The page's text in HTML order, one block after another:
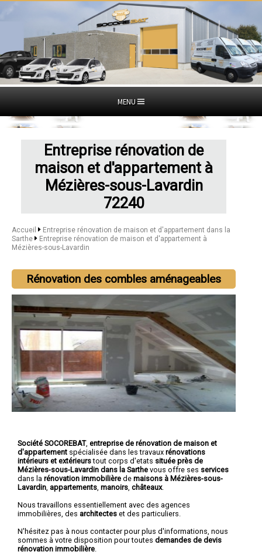
MENU
Entreprise rénovation de
maison et d'appartement à
Mézières-sous-Lavardin
72240
Accueil
Entreprise rénovation de maison et d'appartement dans la
Sarthe
Entreprise rénovation de maison et d'appartement à
Mézières-sous-Lavardin
Rénovation des combles aménageables
Société SOCOREBAT, entreprise de rénovation de maison et
d'appartement spécialisée dans les travaux rénovations
intérieurs et extérieurstout corps d'etats située près de
Mézières-sous-Lavardin dans la Sarthe vous offre ses services
dans la rénovation immobilière de maisons à Mézières-sous-
Lavardin appartements manoirs châteaux.
Nous travaillons essentiellement avec des agences
immobilières, des architectes et des particuliers.
N'hésitez pas à nous contacter pour plus d'informations, nous
sommes à votre disposition pour toutes demandes de devis
rénovation immobilière